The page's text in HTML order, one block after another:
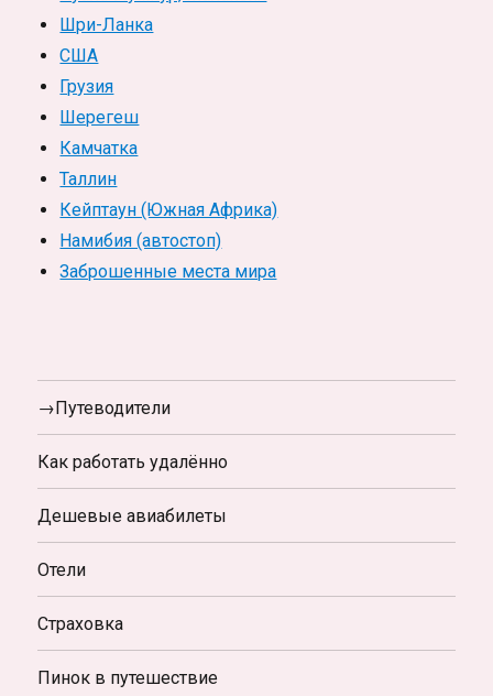
Шри-Ланка
США
Грузия
Шерегеш
Камчатка
Таллин
Кейптаун (Южная Африка)
Намибия (автостоп)
Заброшенные места мира
→Путеводители
Как работать удалённо
Дешевые авиабилеты
Отели
Страховка
Пинок в путешествие